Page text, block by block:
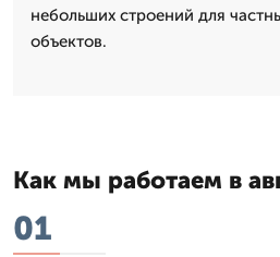
небольших строений для
объектов.
Как мы работаем в
01